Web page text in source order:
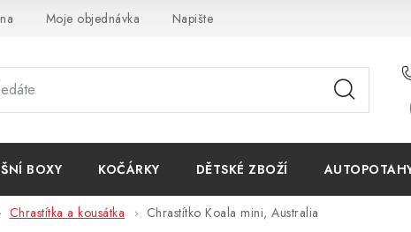
Moje objednávka Napište nám
BOXY KOČÁRKY DĚTSKÉ ZBOŽÍ
Chrastítka a kousátka Chrastítko Koala mini, Australia